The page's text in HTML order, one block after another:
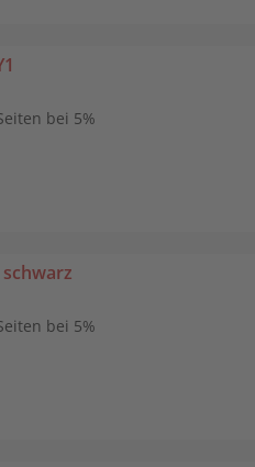
bei 5%
schwarz
bei 5%